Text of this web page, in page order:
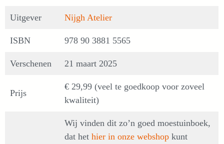
Uitgever Nijgh Atelier
ISBN 978 90 3881 5565
Verschenen 21 maart 2025
Prijs
€ 29,99 (veel te goedkoop voor zoveel
kwaliteit)
Wij vinden dit zo’n goed moestuinboek,
dat het hier in onze webshop kunt